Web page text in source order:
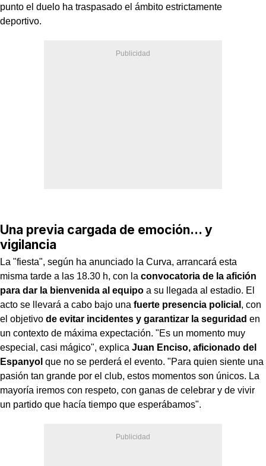
punto el duelo ha traspasado el ámbito estrictamente
deportivo.
Una previa cargada de emoción… y
vigilancia
La "fiesta", según ha anunciado la Curva, arrancará esta
misma tarde a las 18.30 h, con la convocatoria de la afición
para dar la bienvenida al equipo a su llegada al estadio. El
acto se llevará a cabo bajo una fuerte presencia policial , con
el objetivo de evitar incidentes y garantizar la seguridad en
un contexto de máxima expectación. "Es un momento muy
especial, casi mágico", explica Juan Enciso, aficionado del
Espanyol que no se perderá el evento. "Para quien siente una
pasión tan grande por el club, estos momentos son únicos. La
mayoría iremos con respeto, con ganas de celebrar y de vivir
un partido que hacía tiempo que esperábamos".